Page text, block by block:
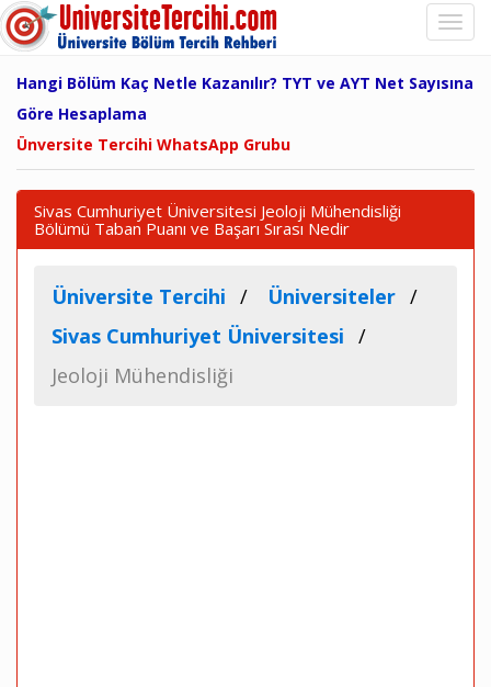
Hangi Bölüm Kaç Netle Kazanılır? TYT ve AYT Net Sayısına
Göre Hesaplama
Ünversite Tercihi WhatsApp Grubu
Sivas Cumhuriyet Üniversitesi Jeoloji Mühendisliği
Bölümü Taban Puanı ve Başarı Sırası Nedir
Üniversite Tercihi
Üniversiteler
Sivas Cumhuriyet Üniversitesi
Jeoloji Mühendisliği